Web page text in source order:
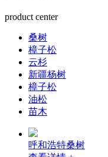
product center
桑树
樟子松
云杉
新疆杨树
樟子松
油松
苗木
呼和浩特桑树